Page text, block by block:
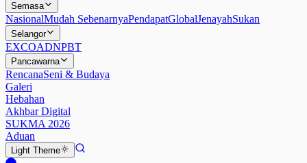
Semasa
NasionalMudah SebenarnyaPendapatGlobalJenayahSukan
Selangor
EXCOADNPBT
Pancawarna
RencanaSeni & Budaya
Galeri
Hebahan
Akhbar Digital
SUKMA 2026
Aduan
Light Theme